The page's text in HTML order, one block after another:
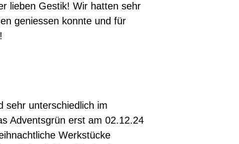
lieben Gestik! Wir hatten sehr
geniessen konnte und für
sehr unterschiedlich im
Adventsgrün erst am 02.12.24
Werkstücke